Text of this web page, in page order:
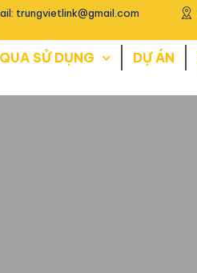
trungvietlink@gmail.com
SỬ DỤNG DỰ ÁN